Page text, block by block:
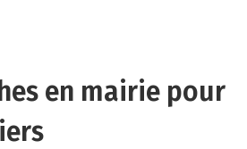
en mairie pour